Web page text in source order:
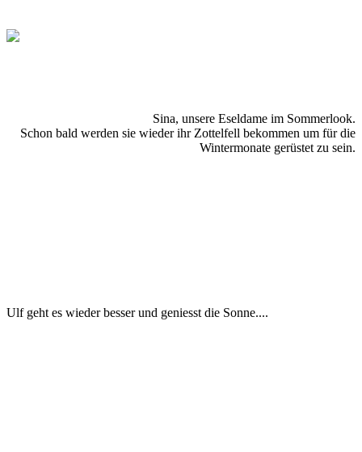
Sina, unsere Eseldame im Sommerlook.
Schon bald werden sie wieder ihr Zottelfell bekommen um für die
Wintermonate gerüstet zu sein.
Ulf geht es wieder besser und geniesst die Sonne....